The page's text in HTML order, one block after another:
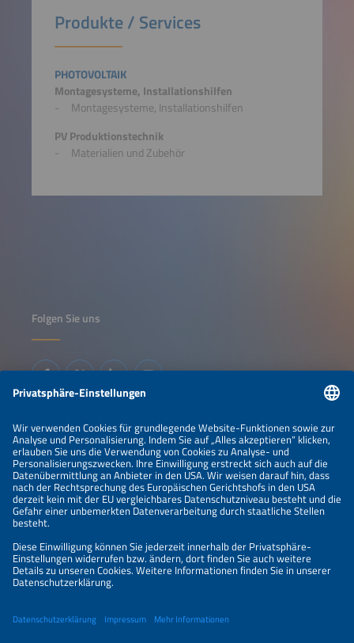
Produkte / Services
PHOTOVOLTAIK
Montagesysteme, Installationshilfen
Montagesysteme, Installationshilfen
PV Produktionstechnik
Materialien und Zubehör
Folgen Sie uns
Informationen
IMPRESSUM
KONTAKT
ÜBER UNS
VERANSTALTER
PREISÜBERSICHT